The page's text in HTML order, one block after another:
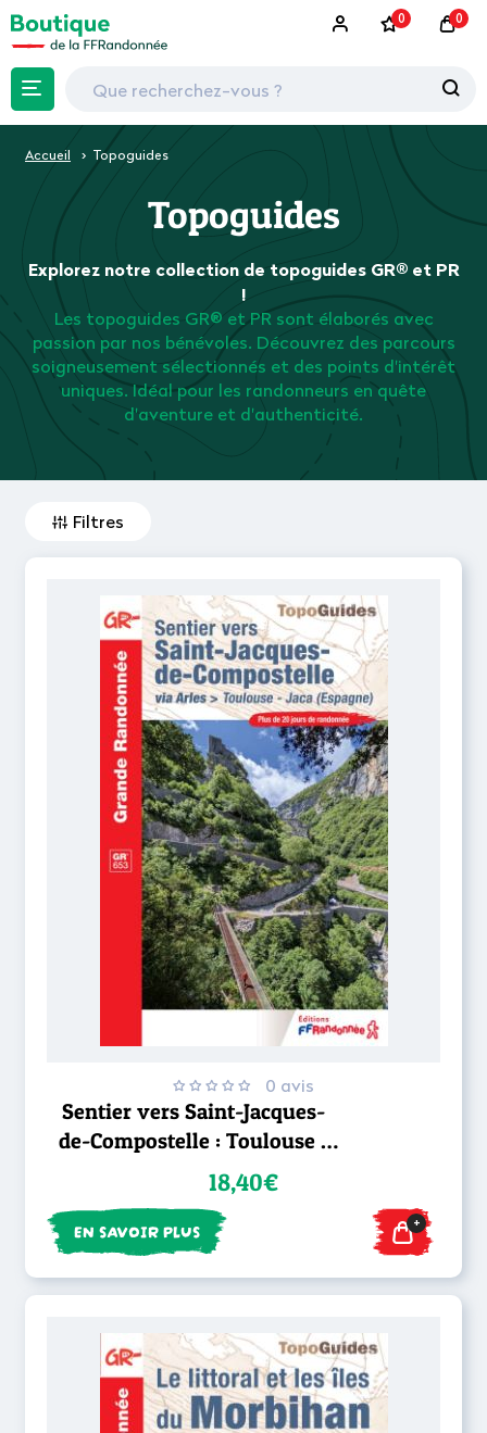
0 0
Accueil Topoguides
Topoguides
Explorez notre collection de topoguides GR® et PR
!
Les topoguides GR® et PR sont élaborés avec
passion par nos bénévoles. Découvrez des parcours
soigneusement sélectionnés et des points d'intérêt
uniques. Idéal pour les randonneurs en quête
d'aventure et d'authenticité.
Filtres
0 avis
Sentier vers Saint-Jacques-
de-Compostelle : Toulouse -
Jaca GR®653
18,40€
EN SAVOIR PLUS +